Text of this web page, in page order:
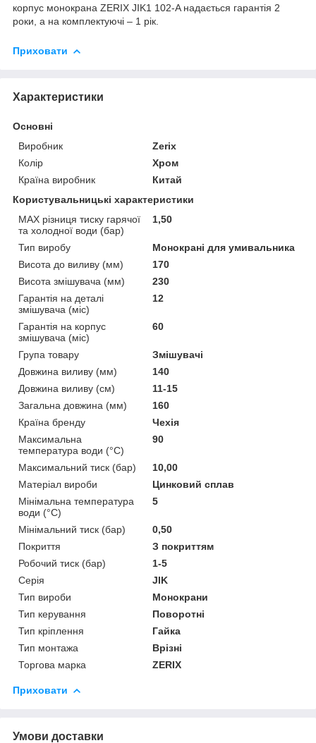
корпус монокрана ZERIX JIK1 102-A надається гарантія 2
роки, а на комплектуючі – 1 рік.
Приховати
Характеристики
Основні
Виробник
Zerix
Колір
Хром
Країна виробник
Китай
Користувальницькі характеристики
MAX різниця тиску гарячої
та холодної води (бар)
1,50
Тип виробу
Монокрані для умивальника
Висота до виливу (мм)
170
Висота змішувача (мм)
230
Гарантія на деталі
змішувача (міс)
12
Гарантія на корпус
змішувача (міс)
60
Група товару
Змішувачі
Довжина виливу (мм)
140
Довжина виливу (см)
11-15
Загальна довжина (мм)
160
Країна бренду
Чехія
Максимальна
температура води (°C)
90
Максимальний тиск (бар)
10,00
Матеріал вироби
Цинковий сплав
Мінімальна температура
води (°C)
5
Мінімальний тиск (бар)
0,50
Покриття
З покриттям
Робочий тиск (бар)
1-5
Серія
JIK
Тип вироби
Монокрани
Тип керування
Поворотні
Тип кріплення
Гайка
Тип монтажа
Врізні
Торгова марка
ZERIX
Приховати
Умови доставки